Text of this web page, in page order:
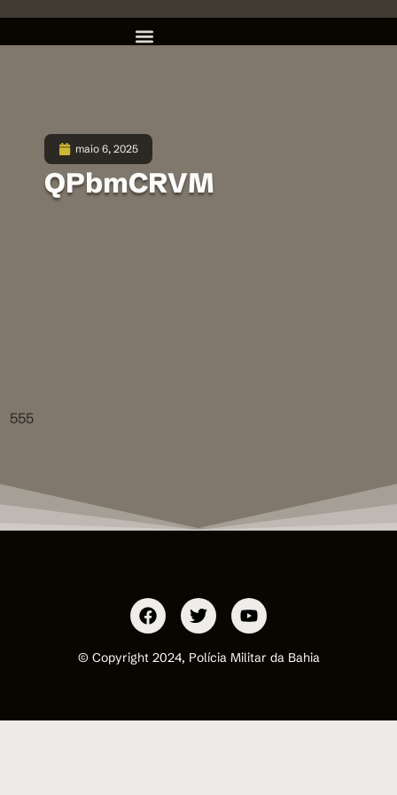
maio 6, 2025
QPbmCRVM
555
© Copyright 2024, Polícia Militar da Bahia